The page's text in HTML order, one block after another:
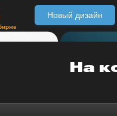
Новый дизайн